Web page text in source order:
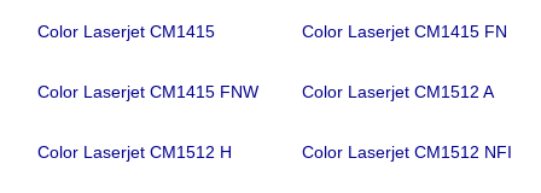
Color Laserjet CM1415 Color Laserjet CM1415 FN
Color Laserjet CM1415 FNW Color Laserjet CM1512 A
Color Laserjet CM1512 H Color Laserjet CM1512 NFI